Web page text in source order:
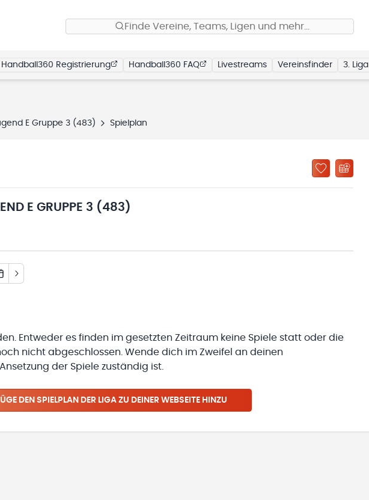
Finde Vereine, Teams, Ligen und mehr…
Handball360 Registrierung Handball360 FAQ Livestreams Vereinsfinder 3. Liga
E Gruppe 3 (483) Spielplan
E GRUPPE 3 (483)
Entweder es finden im gesetzten Zeitraum keine Spiele statt oder die
nicht abgeschlossen. Wende dich im Zweifel an deinen
der Spiele zuständig ist.
DEN SPIELPLAN DER LIGA ZU DEINER WEBSEITE HINZU